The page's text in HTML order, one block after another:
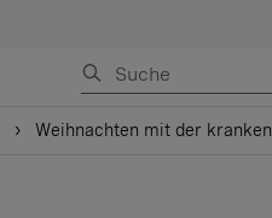
Weihnachten mit der